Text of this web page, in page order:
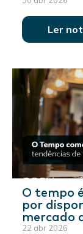
Ler
O tempo
por
mercado
22 abr 2026